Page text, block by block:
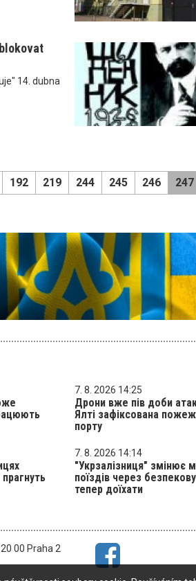
14. dubna
192 219 244 245 246 247
7. 8. 2026 14:25
Дрони вже пів доби
Ялті зафіксована
порту
7. 8. 2026 14:14
"Укрзалізниця" змінює
поїздів через
тепер доїхати
00 Praha 2